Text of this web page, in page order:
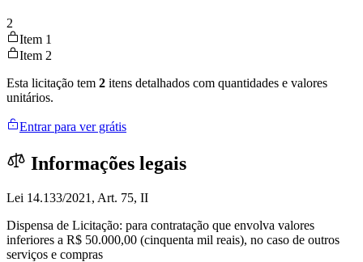
2
Item 1
Item 2
Esta licitação tem 2 itens detalhados com quantidades e valores
unitários.
Entrar para ver grátis
Informações legais
Lei 14.133/2021, Art. 75, II
Dispensa de Licitação: para contratação que envolva valores
inferiores a R$ 50.000,00 (cinquenta mil reais), no caso de outros
serviços e compras